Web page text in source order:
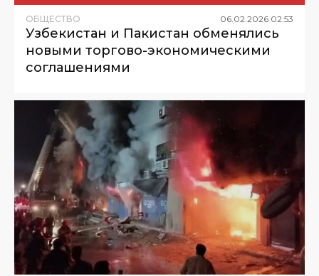
ОБЩЕСТВО 06 02 2026 02:53
Узбекистан и Пакистан обменялись
новыми торгово-экономическими
соглашениями